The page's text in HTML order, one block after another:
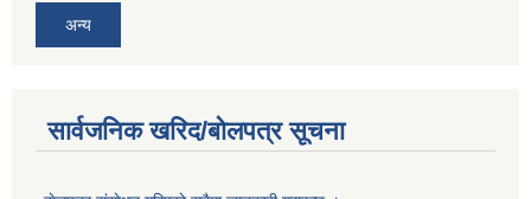
अन्य
सार्वजनिक खरिद/बोलपत्र सूचना